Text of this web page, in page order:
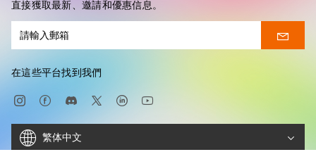
直接獲取最新、邀請和優惠信息。
在這些平台找到我們
繁体中文